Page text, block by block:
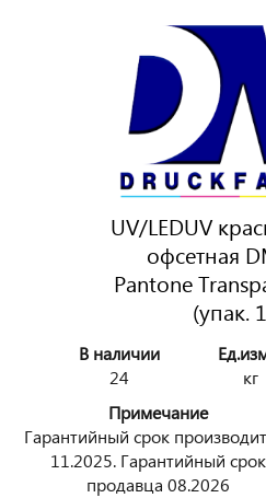
UV/LEDUV
офсетная
Pantone
(упак.
В наличии
24
кг
Примечание
Гарантийный срок
11.2025. Гарантийный срок
продавца 08.2026